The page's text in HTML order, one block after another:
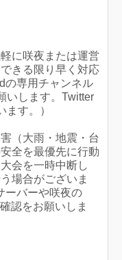
に咲夜または運営
きる限り早く対応
の専用チャンネル
いします。Twitter
す。）
（大雨・地震・台
全を最優先に行動
会を一時中断し
場合がございま
ーバーや咲夜の
認をお願いしま